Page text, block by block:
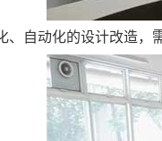
、自动化的设计改造，